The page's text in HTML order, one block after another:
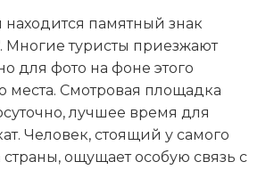
памятный знак
Многие туристы приезжают
для фото на фоне этого
места. Смотровая площадка
лучшее время для
Человек, стоящий у самого
ощущает особую связь с